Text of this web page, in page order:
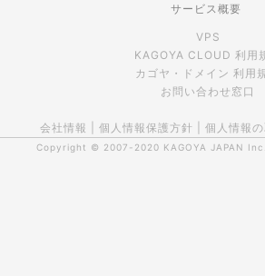
サービス概要
VPS
KAGOYA CLOUD 利用
カゴヤ・ドメイン 利用
お問い合わせ窓口
会社情報 個人情報保護方針 個人情報
Copyright © 2007-2020 KAGOYA JAPAN Inc.